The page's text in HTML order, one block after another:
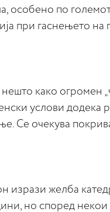
особено по
при гаснењето на
како огромен
услови додека
Се очекува
изрази желба
но според некои